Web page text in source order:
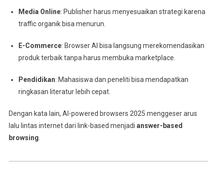
Media Online: Publisher harus menyesuaikan strategi karena
traffic organik bisa menurun.
E-Commerce: Browser AI bisa langsung merekomendasikan
produk terbaik tanpa harus membuka marketplace.
Pendidikan: Mahasiswa dan peneliti bisa mendapatkan
ringkasan literatur lebih cepat.
Dengan kata lain, AI-powered browsers 2025 menggeser arus
lalu lintas internet dari link-based menjadi answer-based
browsing